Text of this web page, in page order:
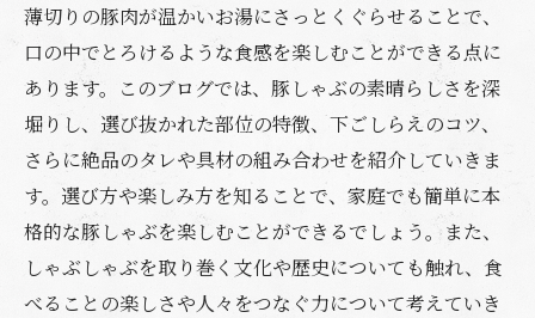
薄切りの豚肉が温かいお湯にさっとくぐらせることで、
口の中でとろけるような食感を楽しむことができる点に
あります。このブログでは、豚しゃぶの素晴らしさを深
堀りし、選び抜かれた部位の特徴、下ごしらえのコツ、
さらに絶品のタレや具材の組み合わせを紹介していきま
す。選び方や楽しみ方を知ることで、家庭でも簡単に本
格的な豚しゃぶを楽しむことができるでしょう。また、
しゃぶしゃぶを取り巻く文化や歴史についても触れ、食
べることの楽しさや人々をつなぐ力について考えていき